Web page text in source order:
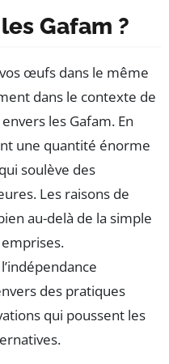
Gafam ?
œufs dans le même
dans le contexte de
les Gafam. En
une quantité énorme
soulève des
Les raisons de
au-delà de la simple
des pratiques
qui poussent les